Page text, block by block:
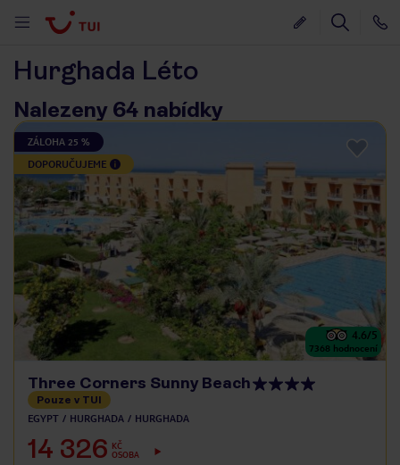
Hurghada Léto
Nalezeny 64 nabídky
ZÁLOHA 25 %
DOPORUČUJEME
4.6/5
7368 hodnocení
Three Corners Sunny Beach
Pouze v TUI
EGYPT HURGHADA HURGHADA
14 326 KČ
OSOBA